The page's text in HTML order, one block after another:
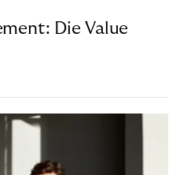
Die Value